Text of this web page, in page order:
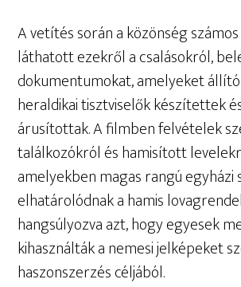
A vetítés során a közönség
láthatott ezekről a csalásokról,
dokumentumokat, amelyeket
heraldikai tisztviselők készítettek
árusítottak. A filmben felvételek
találkozókról és hamisított
amelyekben magas rangú egyházi
elhatárolódnak a hamis
hangsúlyozva azt, hogy egyesek
kihasználták a nemesi jelképeket
haszonszerzés céljából.